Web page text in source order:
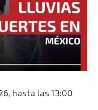
hasta las 13:00